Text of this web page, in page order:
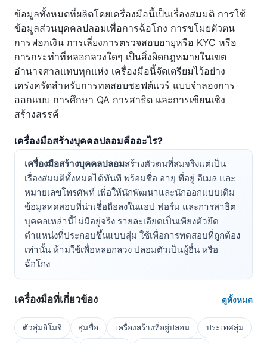
ข้อมูลทั้งหมดที่ผลิตโดยเครื่องมือนี้เป็นเรื่องสมมติ การใช้
ข้อมูลส่วนบุคคลปลอมเพื่อการฉ้อโกง การขโมยตัวตน
การฟอกเงิน การเลี่ยงการตรวจสอบอายุหรือ KYC หรือ
การกระทำที่หลอกลวงใดๆ เป็นสิ่งผิดกฎหมายในเขต
อำนาจศาลแทบทุกแห่ง เครื่องมือนี้จัดเตรียมไว้อย่าง
เคร่งครัดสำหรับการทดสอบซอฟต์แวร์ แบบจำลองการ
ออกแบบ การศึกษา QA การสาธิต และการเขียนเชิง
สร้างสรรค์
เครื่องมือสร้างบุคคลปลอมคืออะไร?
เครื่องมือสร้างบุคคลปลอมสร้างตัวตนที่สมจริงแต่เป็น
เรื่องสมมติทั้งหมดได้ทันที พร้อมชื่อ อายุ ที่อยู่ อีเมล และ
หมายเลขโทรศัพท์ เพื่อให้นักพัฒนาและนักออกแบบเติม
ข้อมูลทดสอบที่น่าเชื่อถือลงในแอป ฟอร์ม และการสาธิต
บุคคลเหล่านี้ไม่มีอยู่จริง รายละเอียดเป็นเพียงตัวยึด
ตำแหน่งที่ประกอบขึ้นแบบสุ่ม ใช้เพื่อการทดสอบที่ถูกต้อง
เท่านั้น ห้ามใช้เพื่อหลอกลวง ปลอมตัวเป็นผู้อื่น หรือ
ฉ้อโกง
เครื่องมือที่เกี่ยวข้อง ดูทั้งหมด
ตัวสุ่มอิโมจิ สุ่มชื่อ เครื่องสร้างที่อยู่ปลอม ประเทศสุ่ม